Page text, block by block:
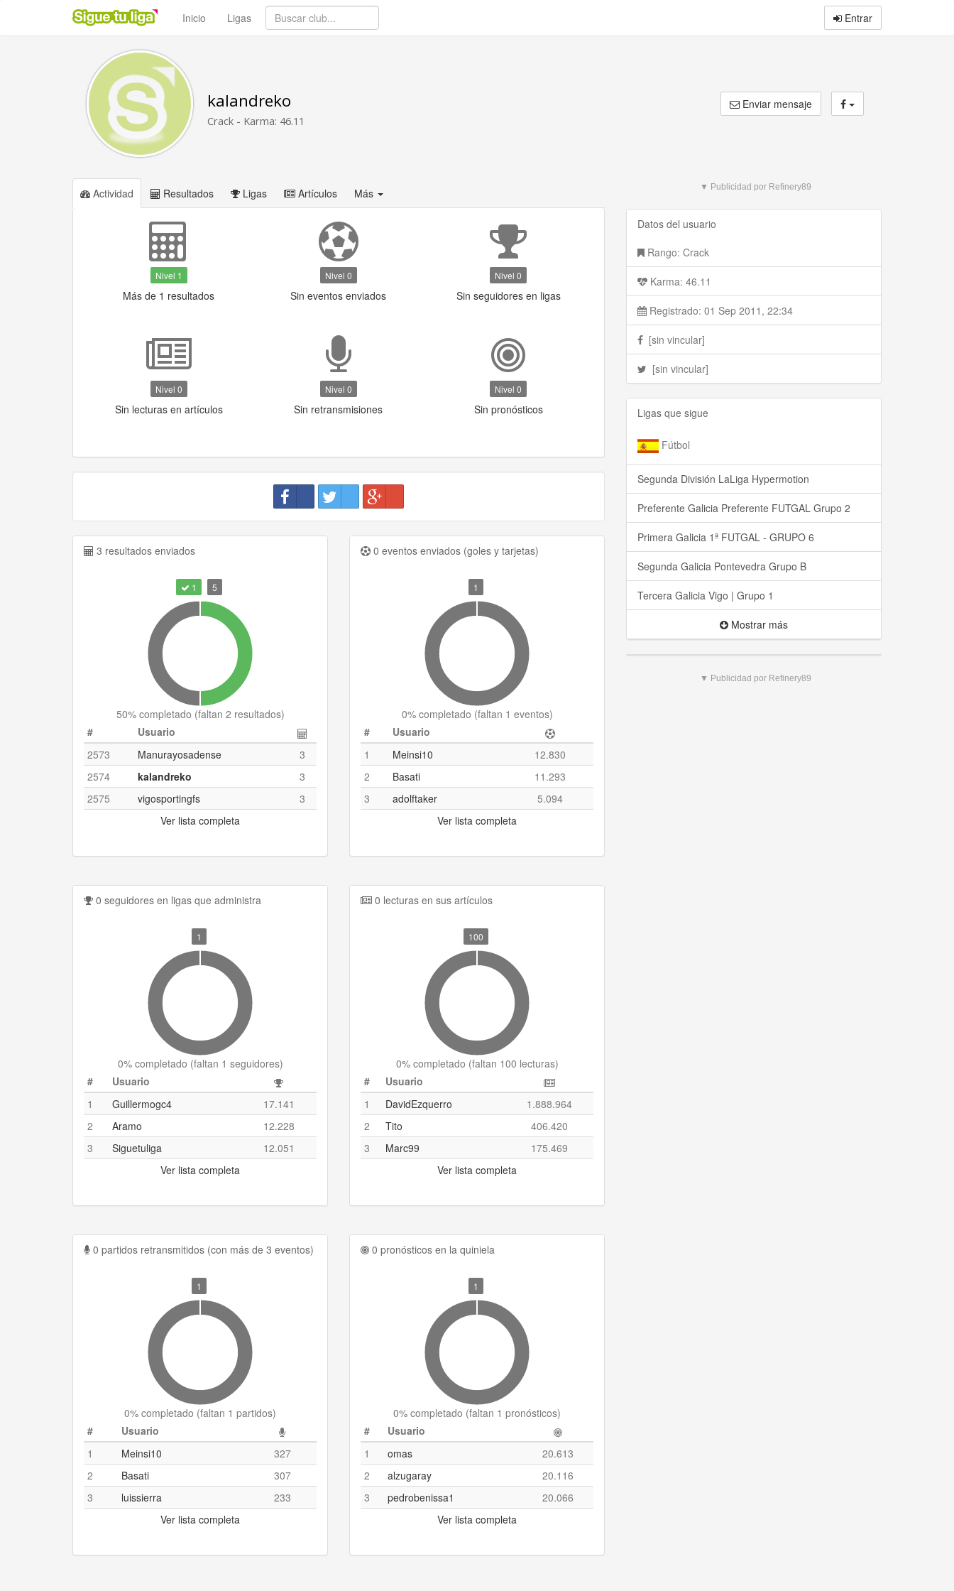
Inicio Ligas Entrar
kalandreko
Crack - Karma: 46.11
Enviar mensaje
Actividad Resultados Ligas Artículos Más
Nivel 1
Más de 1 resultados
Nivel 0
Sin eventos enviados
Nivel 0
Sin seguidores en ligas
Nivel 0
Sin lecturas en artículos
Nivel 0
Sin retransmisiones
Nivel 0
Sin pronósticos
3 resultados enviados
1 5
50% completado (faltan 2 resultados)
#
Usuario
2573
Manurayosadense
3
2574
kalandreko
3
2575
vigosportingfs
3
Ver lista completa
0 eventos enviados (goles y tarjetas)
1
0% completado (faltan 1 eventos)
#
Usuario
1
Meinsi10
12.830
2
Basati
11.293
3
adolftaker
5.094
Ver lista completa
0 seguidores en ligas que administra
1
0% completado (faltan 1 seguidores)
#
Usuario
1
Guillermogc4
17.141
2
Aramo
12.228
3
Siguetuliga
12.051
Ver lista completa
0 lecturas en sus artículos
100
0% completado (faltan 100 lecturas)
#
Usuario
1
DavidEzquerro
1.888.964
2
Tito
406.420
3
Marc99
175.469
Ver lista completa
0 partidos retransmitidos (con más de 3 eventos)
1
0% completado (faltan 1 partidos)
#
Usuario
1
Meinsi10
327
2
Basati
307
3
luissierra
233
Ver lista completa
0 pronósticos en la quiniela
1
0% completado (faltan 1 pronósticos)
#
Usuario
1
omas
20.613
2
alzugaray
20.116
3
pedrobenissa1
20.066
Ver lista completa
▼ Publicidad por Refinery89
Datos del usuario
Rango: Crack
Karma: 46.11
Registrado: 01 Sep 2011, 22:34
[sin vincular]
[sin vincular]
Ligas que sigue
Fútbol
Segunda División LaLiga Hypermotion
Preferente Galicia Preferente FUTGAL Grupo 2
Primera Galicia 1ª FUTGAL - GRUPO 6
Segunda Galicia Pontevedra Grupo B
Tercera Galicia Vigo | Grupo 1
Mostrar más
▼ Publicidad por Refinery89